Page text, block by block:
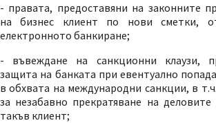
- правата, предоставяни на законните
на бизнес клиент по нови сметки,
електронното банкиране;
- въвеждане на санкционни клаузи,
защита на банката при евентуално
в обхвата на международни санкции, в
за незабавно прекратяване на
такъв клиент;